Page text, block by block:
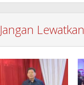
Jangan Lewatkan